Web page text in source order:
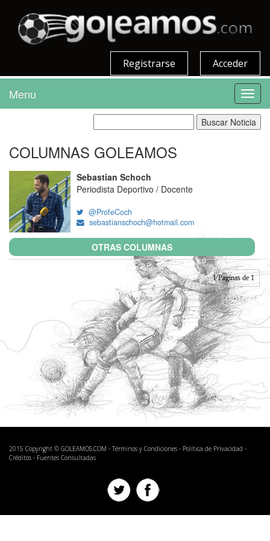
Acceder
Registrarse
Menu
COLUMNAS GOLEAMOS
Sebastian Schoch
Periodista Deportivo / Docente
@ProfeCoch
sebastianschoch@hotmail.com
OTRAS COLUMNAS
1 Paginas de 1
2015 Copyright © GOLEAMOS.COM - Términos y Condiciones - Política de Privacidad -
Créditos - Fuentes Consultadas